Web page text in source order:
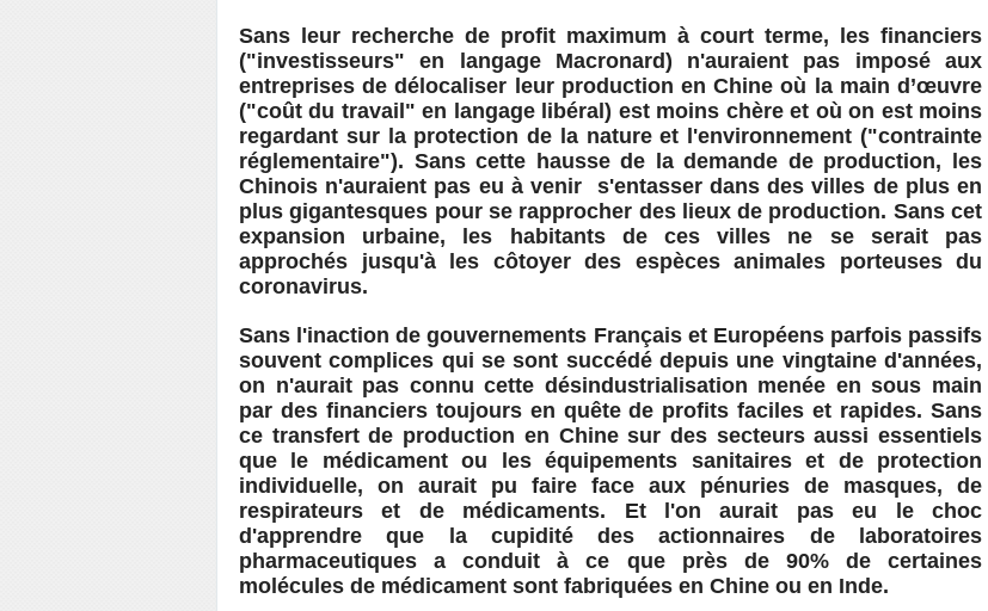
Sans leur recherche de profit maximum à court terme, les financiers
("investisseurs" en langage Macronard) n'auraient pas imposé aux
entreprises de délocaliser leur production en Chine où la main d’œuvre
("coût du travail" en langage libéral) est moins chère et où on est moins
regardant sur la protection de la nature et l'environnement ("contrainte
réglementaire"). Sans cette hausse de la demande de production, les
Chinois n'auraient pas eu à venir s'entasser dans des villes de plus en
plus gigantesques pour se rapprocher des lieux de production. Sans cet
expansion urbaine, les habitants de ces villes ne se serait pas
approchés jusqu'à les côtoyer des espèces animales porteuses du
coronavirus.
Sans l'inaction de gouvernements Français et Européens parfois passifs
souvent complices qui se sont succédé depuis une vingtaine d'années,
on n'aurait pas connu cette désindustrialisation menée en sous main
par des financiers toujours en quête de profits faciles et rapides. Sans
ce transfert de production en Chine sur des secteurs aussi essentiels
que le médicament ou les équipements sanitaires et de protection
individuelle, on aurait pu faire face aux pénuries de masques, de
respirateurs et de médicaments. Et l'on aurait pas eu le choc
d'apprendre que la cupidité des actionnaires de laboratoires
pharmaceutiques a conduit à ce que près de 90% de certaines
molécules de médicament sont fabriquées en Chine ou en Inde.